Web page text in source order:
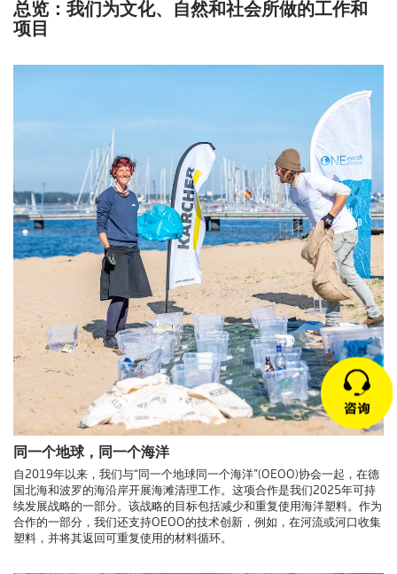
总览：我们为文化、自然和社会所做的工作和
项目
同一个地球，同一个海洋
自2019年以来，我们与“同一个地球同一个海洋”(OEOO)协会一起，在德
国北海和波罗的海沿岸开展海滩清理工作。这项合作是我们2025年可持
续发展战略的一部分。该战略的目标包括减少和重复使用海洋塑料。作为
合作的一部分，我们还支持OEOO的技术创新，例如，在河流或河口收集
塑料，并将其返回可重复使用的材料循环。